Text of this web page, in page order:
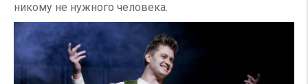
никому не нужного человека.